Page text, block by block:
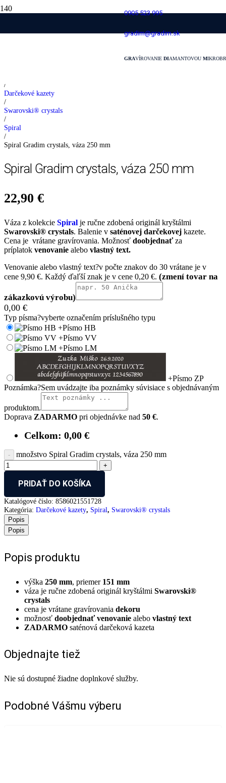
0905 523 995
gradim@gradim.sk
GRAVÍROVANIE DIAMANTOVOU M
/
Darčekové kazety
/
Swarovski® crystals
/
Spiral
/
Spiral Gradim crystals, váza 250 mm
Spiral Gradim crystals, váza 250 mm
22,90 €
Váza z kolekcie Spiral je ručne zdobená originál kryštálmi
Swarovski® crystals. Balenie v saténovej darčekovej kazete.
Cena je vrátane gravírovania. Možnosť doobjednaťza
príplatok venovanie alebo vlastný text.
Venovanie alebo vlastný text?v počte znakov do 30 vrátane je v
cene 9,90 €. Každý ďaľší znak je v cene 0,20 €.
0,00 €
Typ písma?vyberte označením príslušného typu
+Písmo HB
+Písmo VV
+Písmo LM
+Písmo ZP
Poznámka?Sem uvádzajte iba poznámky súvisiace s objednávaným
produktom.
Doprava ZADARMO pri objednávke nad 50 €.
Celkom: 0,00 €
množstvo Spiral Gradim crystals, váza 250 mm
PRIDAŤ DO KOŠÍKA
Katalógové číslo: 8586021551728
Kategória: Darčekové kazety, Spiral, Swarovski® crystals
Popis
Popis
Popis produktu
výška 250 mm, priemer 151 mm
váza je ručne zdobená originál kryštálmi Swarovski®
crystals
cena je vrátane gravírovania dekoru
možnosť doobjednať venovanie alebo vlastný text
ZADARMO saténová darčeková kazeta
Objednajte tiež
Nie sú dostupné žiadne doplnkové služby.
Podobné Vášmu výberu